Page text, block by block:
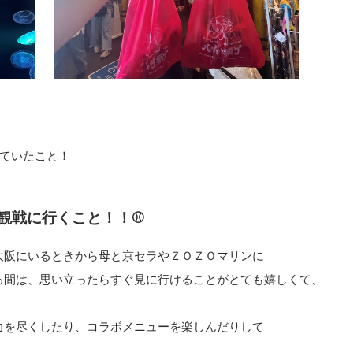
いたこと！
戦に行くこと！！⚾
にいるときから母と京セラやＺＯＺＯマリンに
は、思い立ったらすぐ見に行けることがとても嬉しくて、
尽くしたり、コラボメニューを楽しんだりして